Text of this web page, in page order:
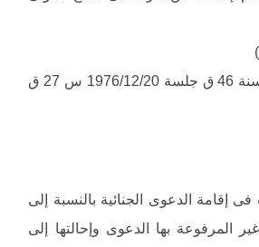
( الطعن رقم 854 لسنة 46 ق جلسة 1976/12/20 س 27 ق
إقامة الدعوى الجنائية بالنسبة إلى
المرفوعة بها الدعوى وإحالتها إلى